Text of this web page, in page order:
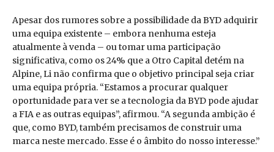
Apesar dos rumores sobre a possibilidade da BYD adquirir
uma equipa existente – embora nenhuma esteja
atualmente à venda – ou tomar uma participação
significativa, como os 24% que a Otro Capital detém na
Alpine, Li não confirma que o objetivo principal seja criar
uma equipa própria. “Estamos a procurar qualquer
oportunidade para ver se a tecnologia da BYD pode ajudar
a FIA e as outras equipas”, afirmou. “A segunda ambição é
que, como BYD, também precisamos de construir uma
marca neste mercado. Esse é o âmbito do nosso interesse.”